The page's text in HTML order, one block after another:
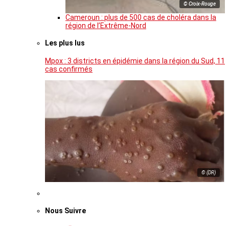
© Croix-Rouge
Cameroun : plus de 500 cas de choléra dans la
région de l’Extrême-Nord
Les plus lus
Mpox : 3 districts en épidémie dans la région du Sud, 11
cas confirmés
© (DR)
Nous Suivre